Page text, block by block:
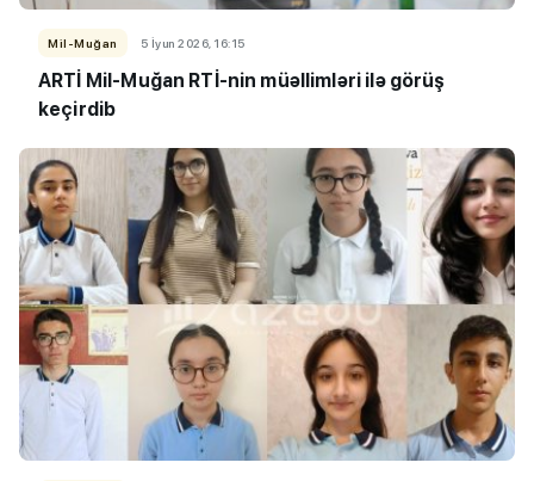
Mil-Muğan 5 İyun 2026, 16:15
ARTİ Mil-Muğan RTİ-nin müəllimləri ilə görüş
keçirdib